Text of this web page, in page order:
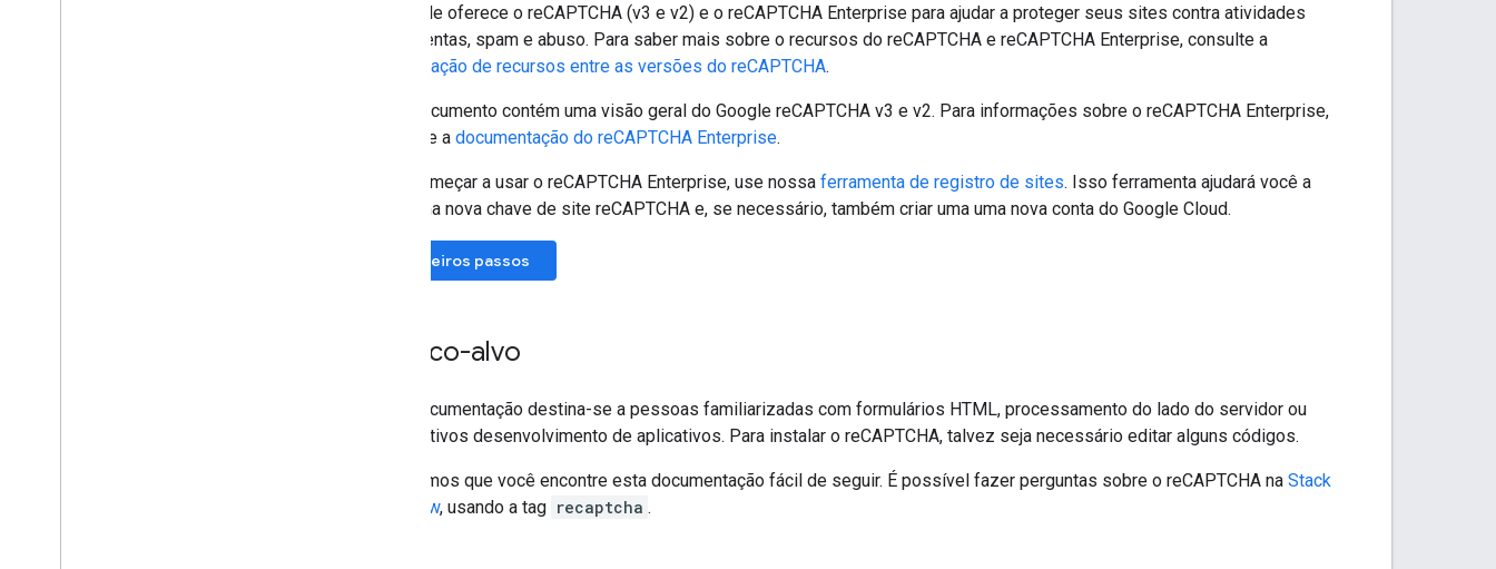
O Google oferece o reCAPTCHA (v3 e v2) e o reCAPTCHA Enterprise para ajudar a proteger seus sites contra atividades
fraudulentas, spam e abuso. Para saber mais sobre o recursos do reCAPTCHA e reCAPTCHA Enterprise, consulte a
Comparação de recursos entre as versões do reCAPTCHA.
Este documento contém uma visão geral do Google reCAPTCHA v3 e v2. Para informações sobre o reCAPTCHA Enterprise,
consulte a documentação do reCAPTCHA Enterprise.
Para começar a usar o reCAPTCHA Enterprise, use nossa ferramenta de registro de sites. Isso ferramenta ajudará você a
criar uma nova chave de site reCAPTCHA e, se necessário, também criar uma uma nova conta do Google Cloud.
Primeiros passos
Público-alvo
Esta documentação destina-se a pessoas familiarizadas com formulários HTML, processamento do lado do servidor ou
dispositivos desenvolvimento de aplicativos. Para instalar o reCAPTCHA, talvez seja necessário editar alguns códigos.
Esperamos que você encontre esta documentação fácil de seguir. É possível fazer perguntas sobre o reCAPTCHA na Stack
Overflow, usando a tag recaptcha .